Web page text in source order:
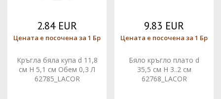
2.84 EUR
Цената е посочена за 1 Бр
Кръгла бяла купа d 11,8
см H 5,1 см Обем 0,3 Л
62785_LACOR
9.83 EUR
Цената е посочена за 1 Бр
Бяло кръгло плато d
35,5 см H 3..2 см
62768_LACOR